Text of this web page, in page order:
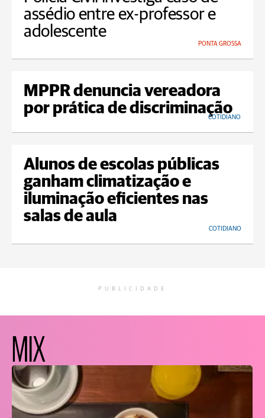
assédio entre ex-professor e
adolescente
PONTA GROSSA
MPPR denuncia vereadora
por prática de discriminação
COTIDIANO
Alunos de escolas públicas
ganham climatização e
iluminação eficientes nas
salas de aula
COTIDIANO
PUBLICIDADE
MIX